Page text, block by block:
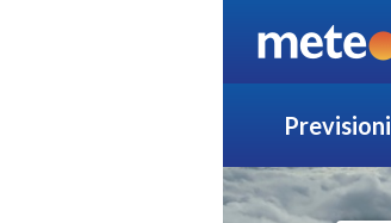
Previsioni